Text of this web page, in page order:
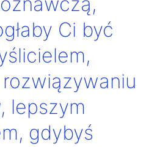
Ci być
lepszym
gdybyś